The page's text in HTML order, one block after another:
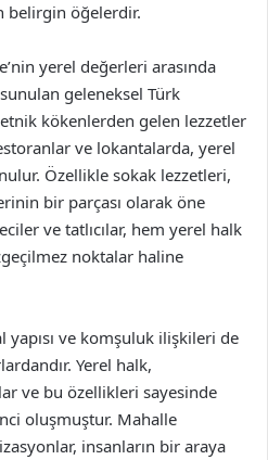
belirgin öğelerdir.
yerel değerleri arasında
geleneksel Türk
etnik kökenlerden gelen lezzetler
ve lokantalarda, yerel
Özellikle sokak lezzetleri,
bir parçası olarak öne
ve tatlıcılar, hem yerel halk
noktalar haline
yapısı ve komşuluk ilişkileri de
Yerel halk,
ve bu özellikleri sayesinde
oluşmuştur. Mahalle
insanların bir araya